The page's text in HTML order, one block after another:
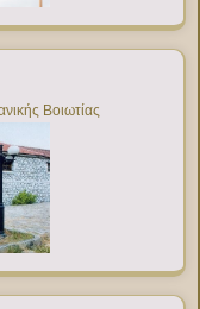
Βοιωτίας